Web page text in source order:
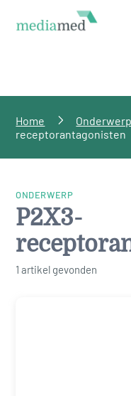
Home
receptorantagonisten
ONDERWERP
P2X3-
1 artikel gevonden